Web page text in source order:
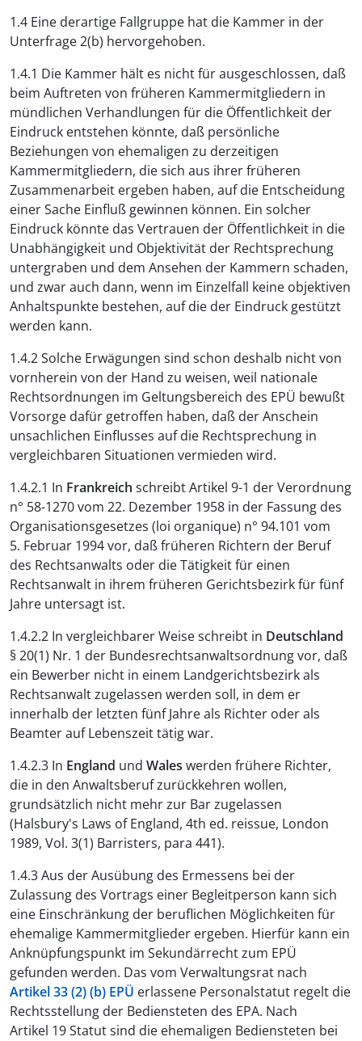
1.4 Eine derartige Fallgruppe hat die Kammer in der
Unterfrage 2(b) hervorgehoben.
1.4.1 Die Kammer hält es nicht für ausgeschlossen, daß
beim Auftreten von früheren Kammermitgliedern in
mündlichen Verhandlungen für die Öffentlichkeit der
Eindruck entstehen könnte, daß persönliche
Beziehungen von ehemaligen zu derzeitigen
Kammermitgliedern, die sich aus ihrer früheren
Zusammenarbeit ergeben haben, auf die Entscheidung
einer Sache Einfluß gewinnen können. Ein solcher
Eindruck könnte das Vertrauen der Öffentlichkeit in die
Unabhängigkeit und Objektivität der Rechtsprechung
untergraben und dem Ansehen der Kammern schaden,
und zwar auch dann, wenn im Einzelfall keine objektiven
Anhaltspunkte bestehen, auf die der Eindruck gestützt
werden kann.
1.4.2 Solche Erwägungen sind schon deshalb nicht von
vornherein von der Hand zu weisen, weil nationale
Rechtsordnungen im Geltungsbereich des EPÜ bewußt
Vorsorge dafür getroffen haben, daß der Anschein
unsachlichen Einflusses auf die Rechtsprechung in
vergleichbaren Situationen vermieden wird.
1.4.2.1 In Frankreich schreibt Artikel 9-1 der Verordnung
n° 58-1270 vom 22. Dezember 1958 in der Fassung des
Organisationsgesetzes (loi organique) n° 94.101 vom
5. Februar 1994 vor, daß früheren Richtern der Beruf
des Rechtsanwalts oder die Tätigkeit für einen
Rechtsanwalt in ihrem früheren Gerichtsbezirk für fünf
Jahre untersagt ist.
1.4.2.2 In vergleichbarer Weise schreibt in Deutschland
§ 20(1) Nr. 1 der Bundesrechtsanwaltsordnung vor, daß
ein Bewerber nicht in einem Landgerichtsbezirk als
Rechtsanwalt zugelassen werden soll, in dem er
innerhalb der letzten fünf Jahre als Richter oder als
Beamter auf Lebenszeit tätig war.
1.4.2.3 In England und Wales werden frühere Richter,
die in den Anwaltsberuf zurückkehren wollen,
grundsätzlich nicht mehr zur Bar zugelassen
(Halsbury's Laws of England, 4th ed. reissue, London
1989, Vol. 3(1) Barristers, para 441).
1.4.3 Aus der Ausübung des Ermessens bei der
Zulassung des Vortrags einer Begleitperson kann sich
eine Einschränkung der beruflichen Möglichkeiten für
ehemalige Kammermitglieder ergeben. Hierfür kann ein
Anknüpfungspunkt im Sekundärrecht zum EPÜ
gefunden werden. Das vom Verwaltungsrat nach
Artikel 33 (2) (b) EPÜ erlassene Personalstatut regelt die
Rechtsstellung der Bediensteten des EPA. Nach
Artikel 19 Statut sind die ehemaligen Bediensteten bei